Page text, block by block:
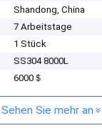
Shandong, China
7 Arbeitstage
1 Stück
SS304 8000L
6000＄
Sehen Sie mehr an